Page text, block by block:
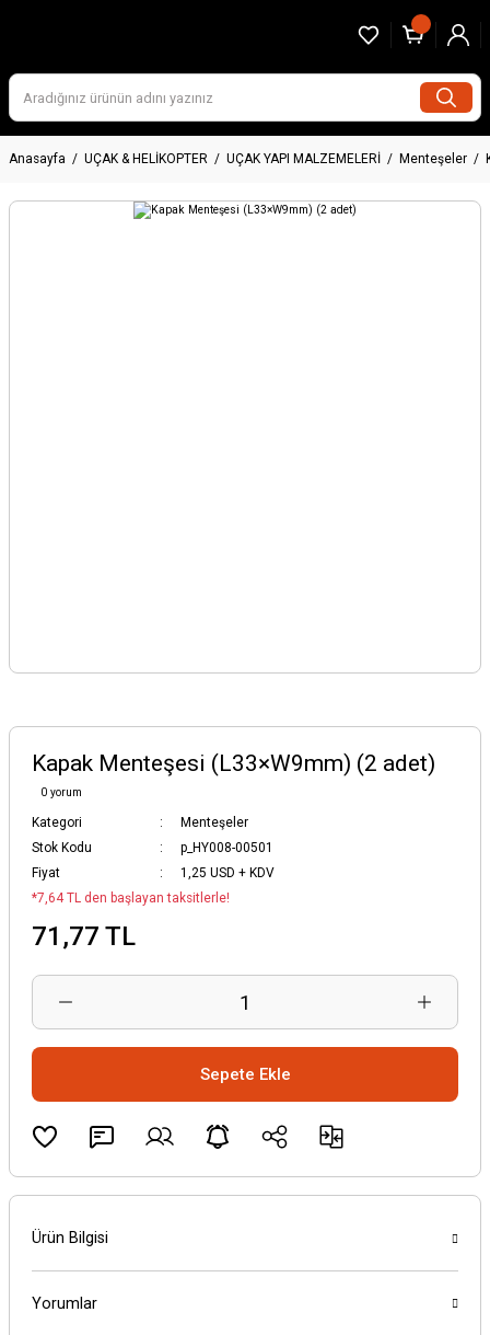
Anasayfa UÇAK & HELİKOPTER UÇAK YAPI MALZEMELERİ Menteşeler
Kapak Menteşesi (L33×W9mm) (2 adet)
0 yorum
Kategori
Menteşeler
Stok Kodu
p_HY008-00501
Fiyat
1,25 USD + KDV
*7,64 TL den başlayan taksitlerle!
71,77 TL
Sepete Ekle
Ürün Bilgisi
Yorumlar